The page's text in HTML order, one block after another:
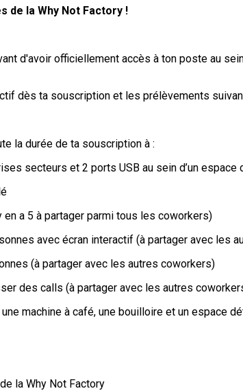
de la Why Not Factory !
d'avoir officiellement accès à ton poste au
dès ta souscription et les prélèvements
la durée de ta souscription à :
secteurs et 2 ports USB au sein d’un
a 5 à partager parmi tous les coworkers)
avec écran interactif (à partager avec les
(à partager avec les autres coworkers)
des calls (à partager avec les autres
machine à café, une bouilloire et un espace
la Why Not Factory